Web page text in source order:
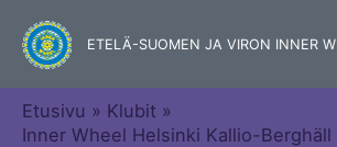
sisältöön
ETELÄ-SUOMEN JA VIRON INNER
Etusivu
Klubit
Inner Wheel Helsinki Kallio-